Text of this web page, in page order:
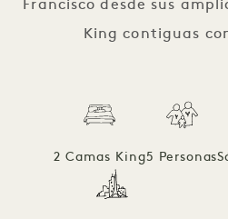
Francisco desde sus
King contiguas
2 Camas King5 Personas